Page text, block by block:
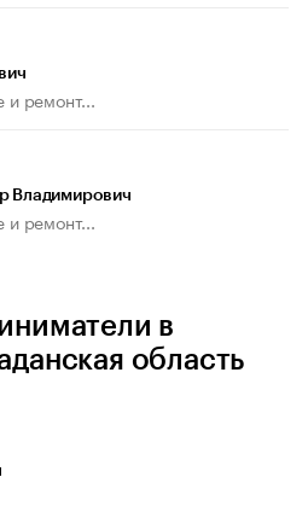
и ремонт...
Владимирович
и ремонт...
в
область